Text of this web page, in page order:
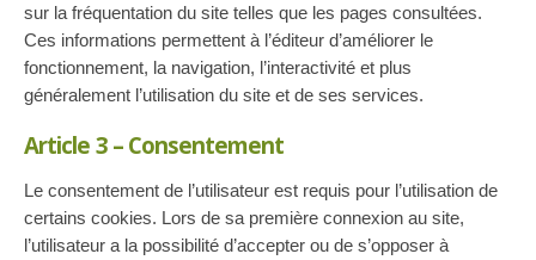
sur la fréquentation du site telles que les pages consultées.
Ces informations permettent à l’éditeur d’améliorer le
fonctionnement, la navigation, l’interactivité et plus
généralement l’utilisation du site et de ses services.
Article 3 – Consentement
Le consentement de l’utilisateur est requis pour l’utilisation de
certains cookies. Lors de sa première connexion au site,
l’utilisateur a la possibilité d’accepter ou de s’opposer à